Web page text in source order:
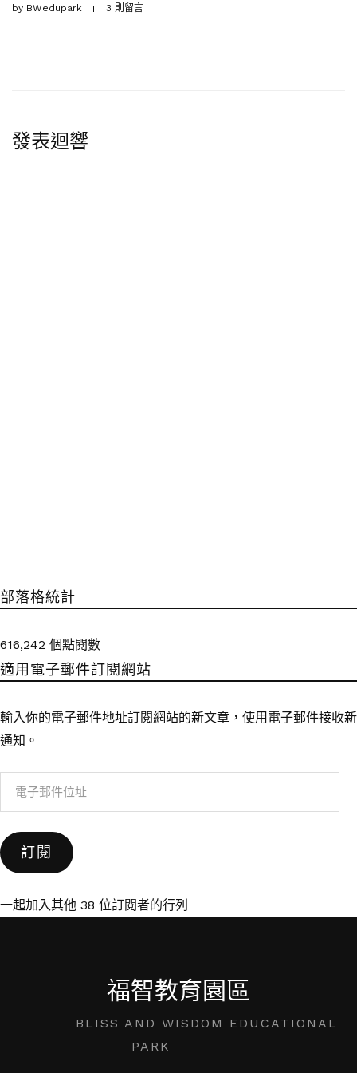
by BWedupark 3 則留言
發表迴響
部落格統計
616,242 個點閱數
適用電子郵件訂閱網站
輸入你的電子郵件地址訂閱網站的新文章，使用電子郵件接收新
通知。
件
位
訂閱
一起加入其他 38 位訂閱者的行列
福智教育園區
BLISS AND WISDOM EDUCATIONAL
PARK